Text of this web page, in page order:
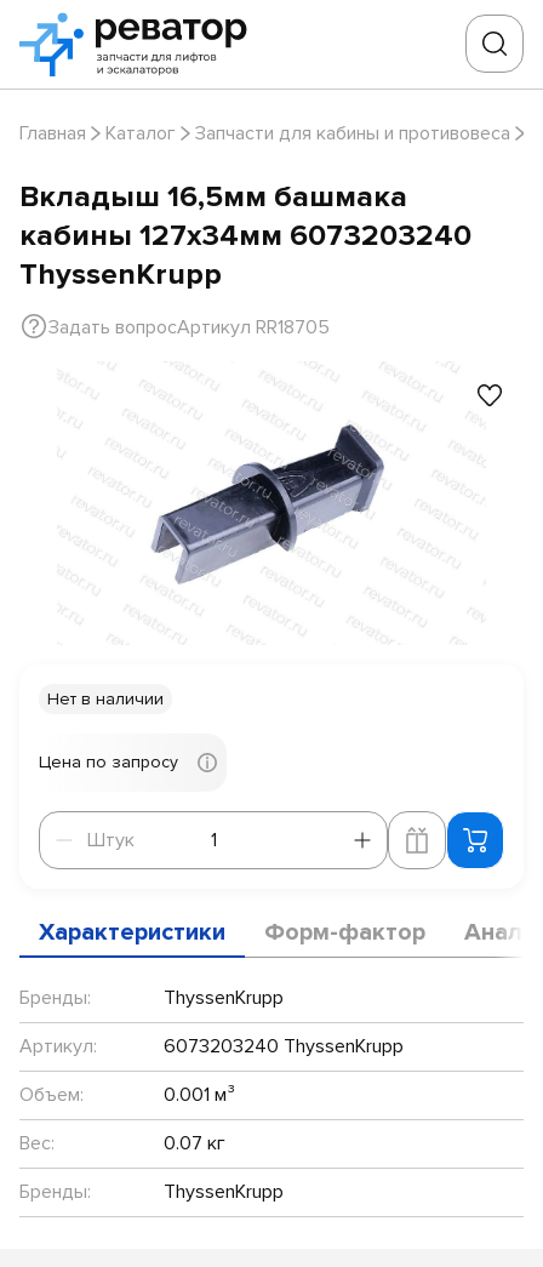
Главная Каталог Запчасти для кабины и противовеса
Вкладыш 16,5мм башмака
кабины 127х34мм 6073203240
ThyssenKrupp
Задать вопросАртикул RR18705
Нет в наличии
Цена по запросу
Штук
Штук
Характеристики Форм-фактор
Бренды:
ThyssenKrupp
Артикул:
6073203240 ThyssenKrupp
Объем:
0.001 м³
Вес:
0.07 кг
Бренды:
ThyssenKrupp